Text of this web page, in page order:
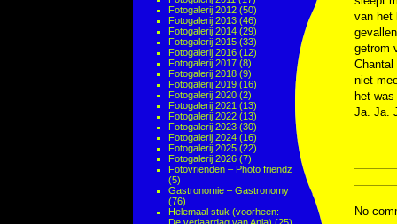
Fotogalerij 2012 (50)
Fotogalerij 2013 (46)
Fotogalerij 2014 (29)
Fotogalerij 2015 (33)
Fotogalerij 2016 (12)
Fotogalerij 2017 (8)
Fotogalerij 2018 (9)
Fotogalerij 2019 (16)
Fotogalerij 2020 (2)
Fotogalerij 2021 (13)
Fotogalerij 2022 (13)
Fotogalerij 2023 (30)
Fotogalerij 2024 (16)
Fotogalerij 2025 (22)
Fotogalerij 2026 (7)
Fotovrienden – Photo friendz
(5)
Gastronomie – Gastronomy
(76)
Helemaal stuk (voorheen:
van het
getrom
niet
het
Ja. Ja.
No